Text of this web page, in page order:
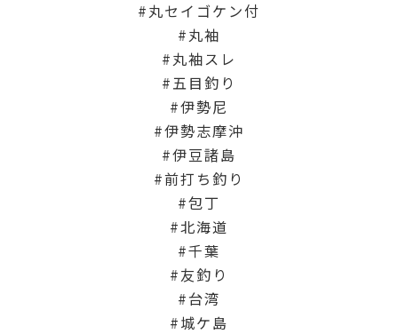
丸セイゴケン付
丸袖
丸袖スレ
五目釣り
伊勢尼
伊勢志摩沖
伊豆諸島
前打ち釣り
包丁
北海道
千葉
友釣り
台湾
城ケ島